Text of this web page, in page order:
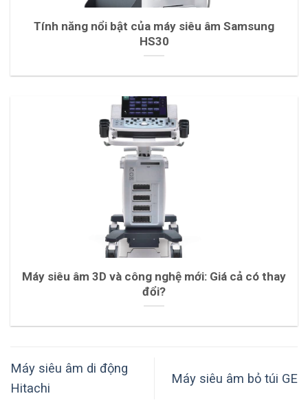
Tính năng nổi bật của máy siêu âm Samsung
HS30
Máy siêu âm 3D và công nghệ mới: Giá cả có thay
đổi?
Máy siêu âm di động
Hitachi
Máy siêu âm bỏ túi GE